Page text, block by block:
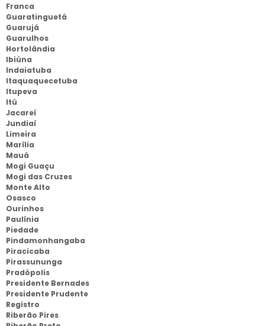
Franca
Guaratinguetá
Guarujá
Guarulhos
Hortolândia
Ibiúna
Indaiatuba
Itaquaquecetuba
Itupeva
Itú
Jacareí
Jundiaí
Limeira
Marília
Mauá
Mogi Guaçu
Mogi das Cruzes
Monte Alto
Osasco
Ourinhos
Paulínia
Piedade
Pindamonhangaba
Piracicaba
Pirassununga
Pradópolis
Presidente Bernades
Presidente Prudente
Registro
Riberão Pires